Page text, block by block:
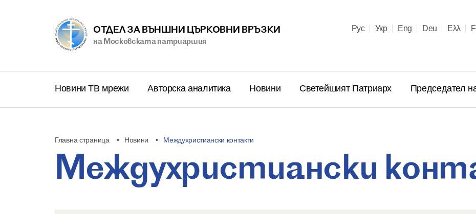
ОТДЕЛ ЗА ВЪНШНИ ЦЪРКОВНИ ВРЪЗКИ
на Московската патриаршия
Рус Укр Eng Deu Ελλ
Новини ТВ мрежи Авторска аналитика Новини Светейшият Патриарх Председател
Главна страница Новини Междухристиански контакти
Междухристиански